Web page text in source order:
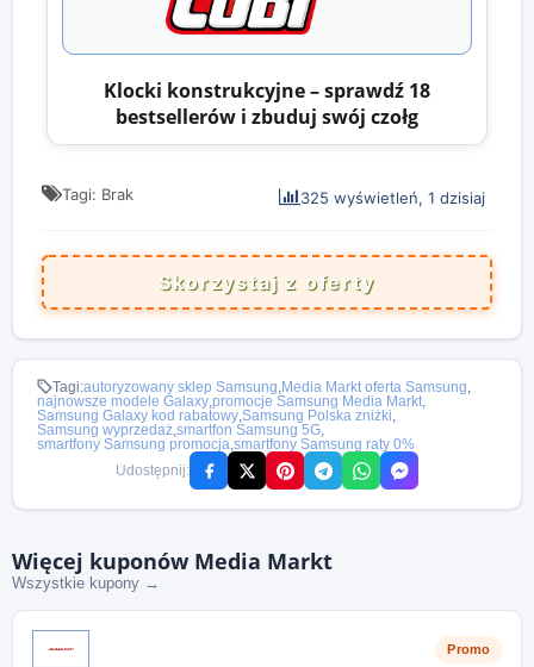
Klocki konstrukcyjne – sprawdź 18
bestsellerów i zbuduj swój czołg
Tagi: Brak 325 wyświetleń, 1 dzisiaj
Skorzystaj z oferty
Tagi:autoryzowany sklep Samsung Media Markt oferta Samsung
najnowsze modele Galaxy,promocje Samsung Media Markt,
Samsung Galaxy kod rabatowy,Samsung Polska zniżki,
Samsung wyprzedaż,smartfon Samsung 5G,
smartfony Samsung promocja,smartfony Samsung raty 0%
Udostępnij:
Więcej kuponów Media Markt
Wszystkie kupony →
Promo